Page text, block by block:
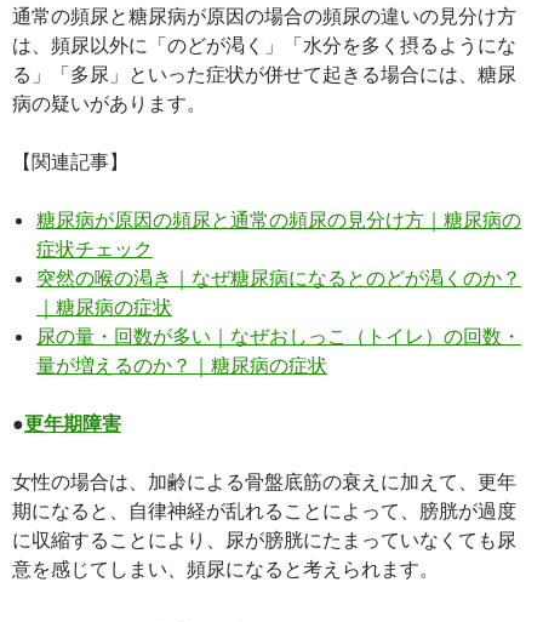
通常の頻尿と糖尿病が原因の場合の頻尿の違いの見分け方
は、頻尿以外に「のどが渇く」「水分を多く摂るようにな
る」「多尿」といった症状が併せて起きる場合には、糖尿
病の疑いがあります。
【関連記事】
糖尿病が原因の頻尿と通常の頻尿の見分け方｜糖尿病の
症状チェック
突然の喉の渇き｜なぜ糖尿病になるとのどが渇くのか？
｜糖尿病の症状
尿の量・回数が多い｜なぜおしっこ（トイレ）の回数・
量が増えるのか？｜糖尿病の症状
●更年期障害
女性の場合は、加齢による骨盤底筋の衰えに加えて、更年
期になると、自律神経が乱れることによって、膀胱が過度
に収縮することにより、尿が膀胱にたまっていなくても尿
意を感じてしまい、頻尿になると考えられます。